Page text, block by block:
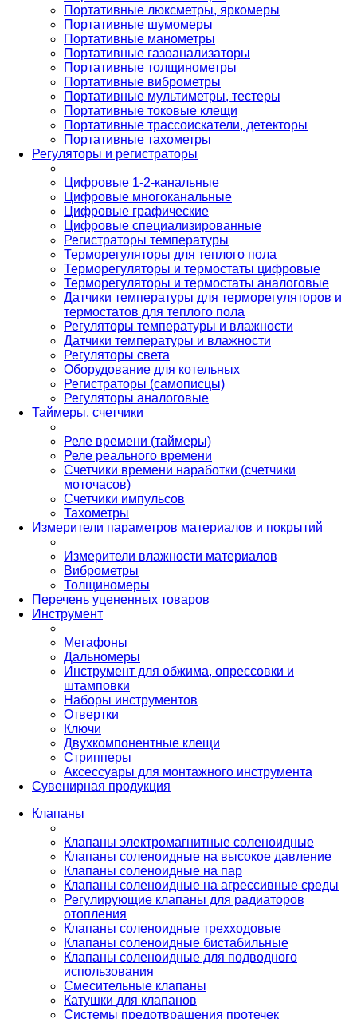
Портативные люксметры, яркомеры
Портативные шумомеры
Портативные манометры
Портативные газоанализаторы
Портативные толщинометры
Портативные виброметры
Портативные мультиметры, тестеры
Портативные токовые клещи
Портативные трассоискатели, детекторы
Портативные тахометры
Регуляторы и регистраторы
Цифровые 1-2-канальные
Цифровые многоканальные
Цифровые графические
Цифровые специализированные
Регистраторы температуры
Терморегуляторы для теплого пола
Терморегуляторы и термостаты цифровые
Терморегуляторы и термостаты аналоговые
Датчики температуры для терморегуляторов и
термостатов для теплого пола
Регуляторы температуры и влажности
Датчики температуры и влажности
Регуляторы света
Оборудование для котельных
Регистраторы (самописцы)
Регуляторы аналоговые
Таймеры, счетчики
Реле времени (таймеры)
Реле реального времени
Счетчики времени наработки (счетчики
моточасов)
Счетчики импульсов
Тахометры
Измерители параметров материалов и покрытий
Измерители влажности материалов
Виброметры
Толщиномеры
Перечень уцененных товаров
Инструмент
Мегафоны
Дальномеры
Инструмент для обжима, опрессовки и
штамповки
Наборы инструментов
Отвертки
Ключи
Двухкомпонентные клещи
Стрипперы
Аксессуары для монтажного инструмента
Сувенирная продукция
Клапаны
Клапаны электромагнитные соленоидные
Клапаны соленоидные на высокое давление
Клапаны соленоидные на пар
Клапаны соленоидные на агрессивные среды
Регулирующие клапаны для радиаторов
отопления
Клапаны соленоидные трехходовые
Клапаны соленоидные бистабильные
Клапаны соленоидные для подводного
использования
Смесительные клапаны
Катушки для клапанов
Системы предотвращения протечек